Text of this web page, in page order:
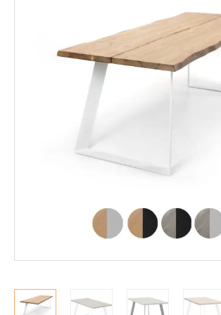
Mekanismituolit
Makuuhuone
Pöydät ja tuolit
Penkit ja lankkupenkit
Ruokapöydät
Säilytys